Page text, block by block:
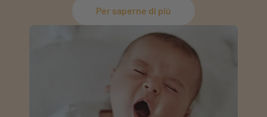
Per saperne di più